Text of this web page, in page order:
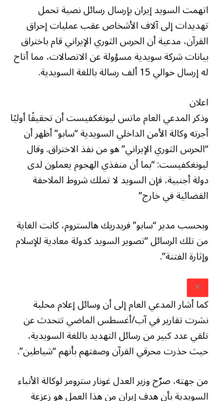
اتهمت السويد إيران بإرسال رسائل نصية تحمل
تهديدات إلى آلاف الأشخاص عقب عمليات إحراق
القرآن، مدعية أن الحرس الثوري الإيراني قام باختراق
بيانات شركة سويدية مسؤولة عن الاتصالات، مما أتاح
له إرسال حوالي 15 ألف رسالة باللغة السويدية.
اعلان
وذكر المدعي العام ماتس ليونغكفيست أن تحقيقًا أوليًا
أجرته وكالة الأمن الداخلي السويدية “سابو” أظهر أن
“الحرس الثوري الإيراني” هو من نفذ الاختراق. وقال
ليونغكفيست: “بما أن منفذي الهجوم يعملون لدى
دولة أجنبية، فإن السويد لا تملك شروط الملاحقة
القضائية في خارج”
وبحسب مدير “سابو” فريدريك هالستروم، كانت الغاية
من تلك الرسائل “تصوير السويد كدولة معادية للإسلام
وإثارة الفتنة”.
كما أشار المدعي العام إلى أن وسائل إعلام محلية
نشرت تقارير في آب/أغسطس الماضي تتحدث عن
تلقي عدد كبير من رسائل التهديد باللغة السويدية،
حيث حذرت محرقي القرآن وصفتهم بأنهم “شياطين”.
من جهته، صرّح وزير العدل غونار سترومر لوكالة الأنباء
السويدية بأن هدف إيران من هذا العمل هو زعزعة